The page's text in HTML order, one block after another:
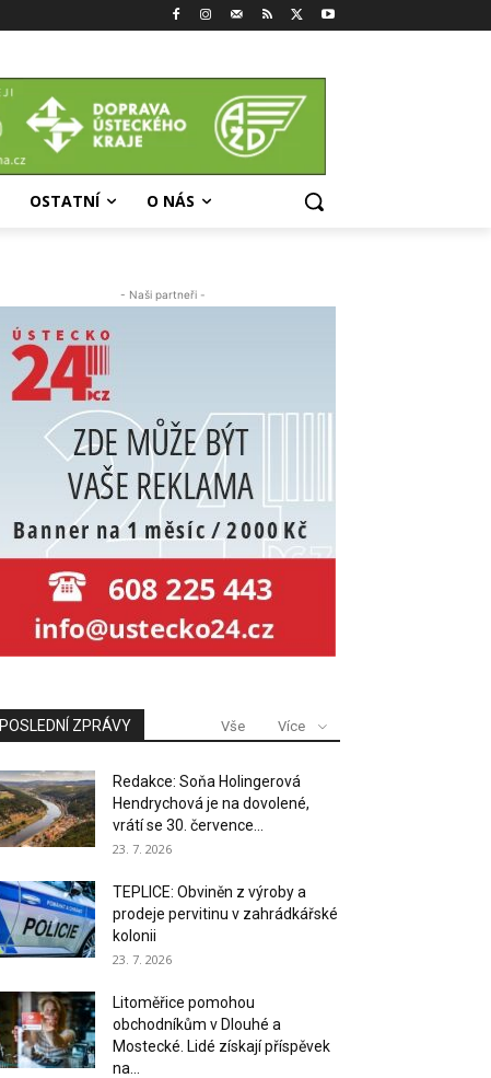
OSTATNÍ O NÁS
- Naši partneři -
POSLEDNÍ ZPRÁVY Vše Více
Redakce: Soňa Holingerová
Hendrychová je na dovolené,
vrátí se 30. července...
23. 7. 2026
TEPLICE: Obviněn z výroby a
prodeje pervitinu v zahrádkářské
kolonii
23. 7. 2026
Litoměřice pomohou
obchodníkům v Dlouhé a
Mostecké. Lidé získají příspěvek
na...